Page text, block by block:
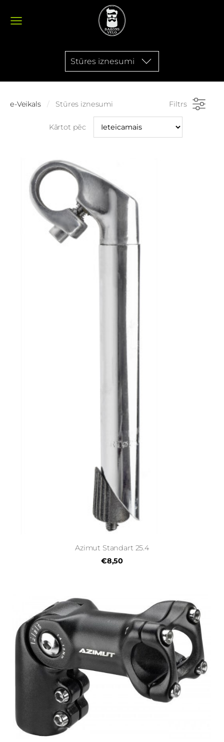
Stūres iznesumi
e-Veikals Stūres iznesumi Filtrs
Kārtot pēc
Azimut Standart 25.4
€8,50